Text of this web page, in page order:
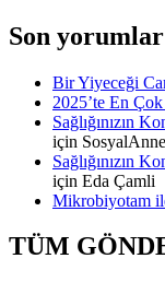
Son yorumlar
Bir Yiyeceği
2025’te En
Sağlığınızın
için
Sağlığınızın
için Eda Çamli
Mikrobiyotam
TÜM